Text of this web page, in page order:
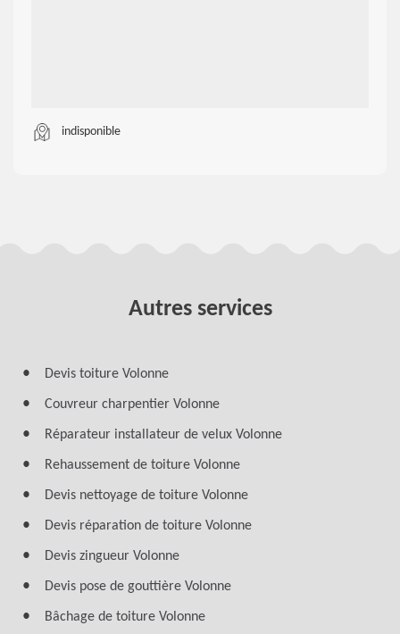
indisponible
Autres services
Devis toiture Volonne
Couvreur charpentier Volonne
Réparateur installateur de velux Volonne
Rehaussement de toiture Volonne
Devis nettoyage de toiture Volonne
Devis réparation de toiture Volonne
Devis zingueur Volonne
Devis pose de gouttière Volonne
Bâchage de toiture Volonne